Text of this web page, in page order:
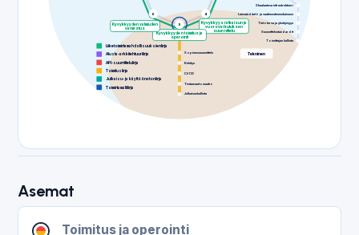
Tekninen
Skaalautuva infrastruktuuri
Lainsäädäntö ja vaatimustenmukaisuus
Tietoturva ja yksityisyys
Suunnittelustandardit
Toimittajan hallinta
Sopimussuunnittelu
Kehitys
CI/CD
Testausautomaatio
Julkaisunhallinta
4
Kyvykkyysratkaisun ja
vuorovaikutuksen
suunnittelu
5
Kyvykkyyden toimitus ja
operointi
6
Kyvykkyyden valmiuden
varmistus
Liiketoimintamahdollisuuksien linja
Alusta-arkkitehtuurilinja
API-suunnittelulinja
Toimituslinja
Julkaisu- ja käyttöönoton linja
Toimintamallilinja
Asemat
Toimitus ja operointi